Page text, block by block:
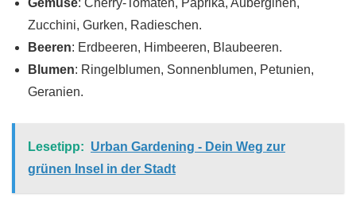
Gemüse: Cherry-Tomaten, Paprika, Auberginen,
Zucchini, Gurken, Radieschen.
Beeren: Erdbeeren, Himbeeren, Blaubeeren.
Blumen: Ringelblumen, Sonnenblumen, Petunien,
Geranien.
Lesetipp: Urban Gardening - Dein Weg zur
grünen Insel in der Stadt